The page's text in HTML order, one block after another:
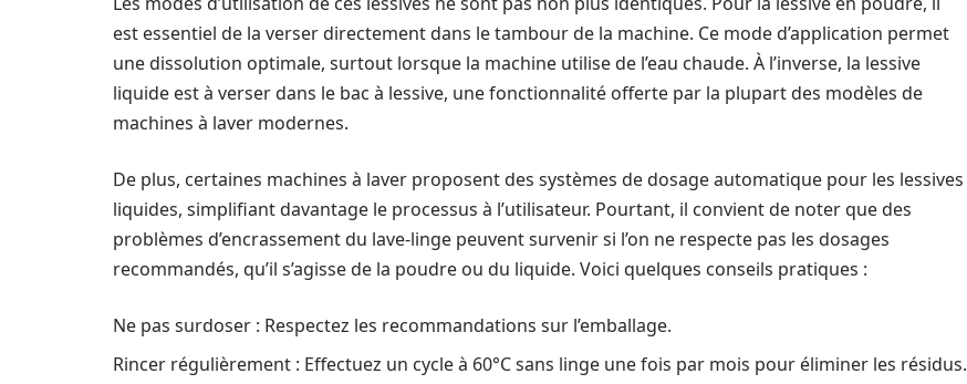
est essentiel de la verser directement dans le tambour de la machine. Ce mode d’application permet
une dissolution optimale, surtout lorsque la machine utilise de l’eau chaude. À l’inverse, la lessive
liquide est à verser dans le bac à lessive, une fonctionnalité offerte par la plupart des modèles de
machines à laver modernes.
De plus, certaines machines à laver proposent des systèmes de dosage automatique pour les lessives
liquides, simplifiant davantage le processus à l’utilisateur. Pourtant, il convient de noter que des
problèmes d’encrassement du lave-linge peuvent survenir si l’on ne respecte pas les dosages
recommandés, qu’il s’agisse de la poudre ou du liquide. Voici quelques conseils pratiques :
Ne pas surdoser : Respectez les recommandations sur l’emballage.
Rincer régulièrement : Effectuez un cycle à 60°C sans linge une fois par mois pour éliminer les résidus.